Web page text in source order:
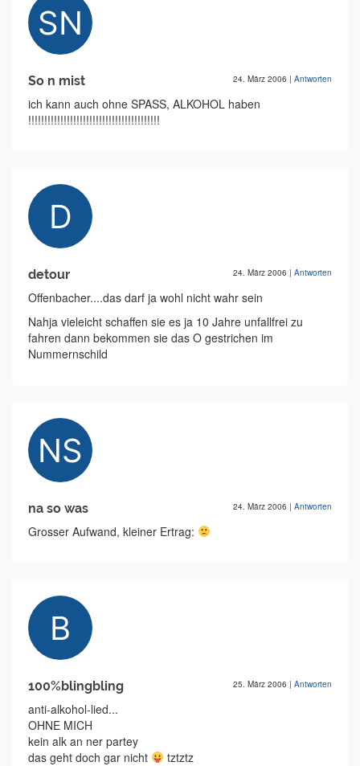
So n mist 24. März 2006 | Antworten
ich kann auch ohne SPASS, ALKOHOL haben
!!!!!!!!!!!!!!!!!!!!!!!!!!!!!!!!!!!!!!!!!
detour 24. März 2006 | Antworten
Offenbacher....das darf ja wohl nicht wahr sein
Nahja vieleicht schaffen sie es ja 10 Jahre unfallfrei zu
fahren dann bekommen sie das O gestrichen im
Nummernschild
na so was 24. März 2006 | Antworten
Grosser Aufwand, kleiner Ertrag:
100%blingbling 25. März 2006 | Antworten
anti-alkohol-lied...
OHNE MICH
kein alk an ner partey
das geht doch gar nicht
tztztz